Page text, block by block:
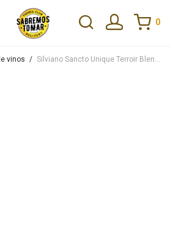
0
vinos / Silviano Sancto Unique Terroir Blend 750ml